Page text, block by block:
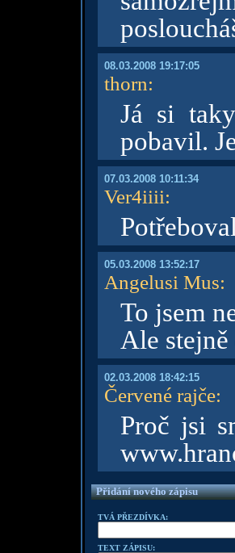
08.03.2008 19:17:05
thorn:
Já si
pobavil.
07.03.2008 10:11:34
Ver4iiii:
05.03.2008 13:52:17
Angelusi Mus:
To jsem
Ale
02.03.2008 18:42:15
Červené rajče:
Proč jsi
Přidání nového zápisu
TVÁ PŘEZDÍVKA:
TEXT ZÁPISU: